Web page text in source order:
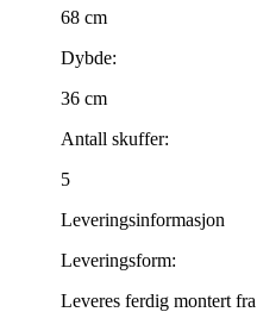
68 cm
Dybde:
36 cm
Antall skuffer:
5
Leveringsinformasjon
Leveringsform:
Leveres ferdig montert